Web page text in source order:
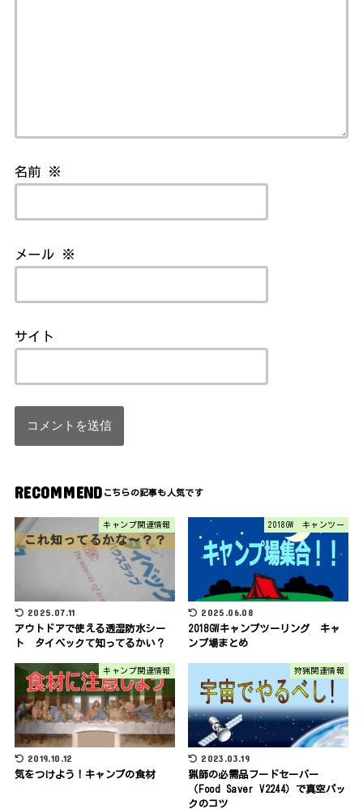
名前 ※
メール ※
サイト
RECOMMEND
キャンプ関連情報
2025.07.11
アウトドアで使える透湿防水シー
ト タイベックて知ってるかい？
2018GW キャンツー
2025.06.08
2018GWキャンプツーリング キャ
ンプ場まとめ
キャンプ関連情報
2019.10.12
気をつけよう！キャンプの食材
狩猟関連情報
2023.03.19
猟師の必需品フードセーバー
（Food Saver V2244）で真空パッ
クのコツ